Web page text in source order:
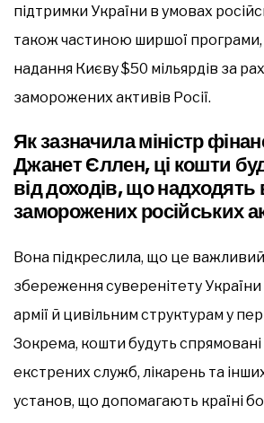
підтримки України в умовах
також частиною ширшої
надання Києву $50 мільярдів за
заморожених активів Росії.
Як зазначила міністр
Джанет Єллен, ці кошти
від доходів, що надходять
заморожених російських
Вона підкреслила, що це
збереження суверенітету України
армії й цивільним структурам у
Зокрема, кошти будуть спрямовані
екстрених служб, лікарень та
установ, що допомагають країні